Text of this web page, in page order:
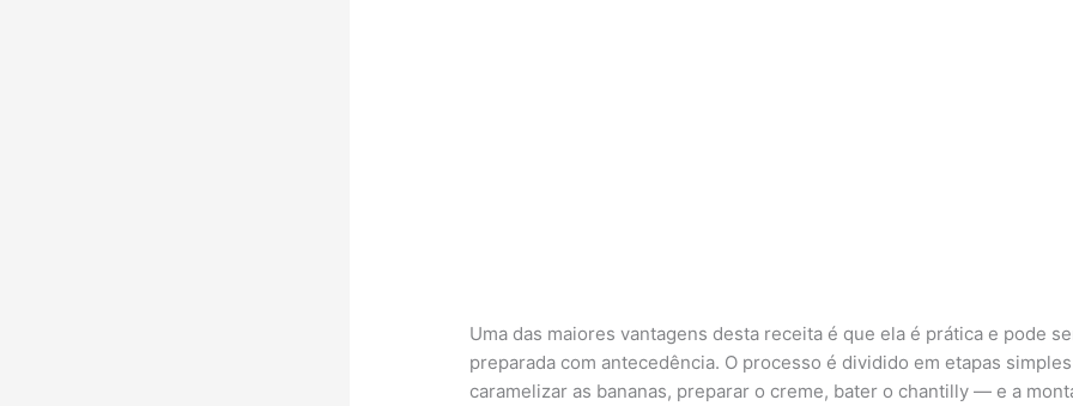
Uma das maiores vantagens desta receita é que ela é prática e pode
preparada com antecedência. O processo é dividido em etapas
caramelizar as bananas, preparar o creme, bater o chantilly — e a